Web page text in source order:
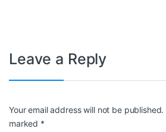
Leave a Reply
Your email address will not be published.
marked *